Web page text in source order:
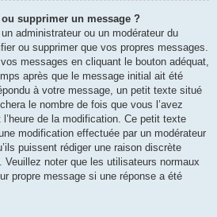
supprimer un message ?
administrateur ou un modérateur du
ou supprimer que vos propres messages.
messages en cliquant le bouton adéquat,
après que le message initial ait été
à votre message, un petit texte situé
le nombre de fois que vous l’avez
de la modification. Ce petit texte
modification effectuée par un modérateur
puissent rédiger une raison discrète
noter que les utilisateurs normaux
propre message si une réponse a été